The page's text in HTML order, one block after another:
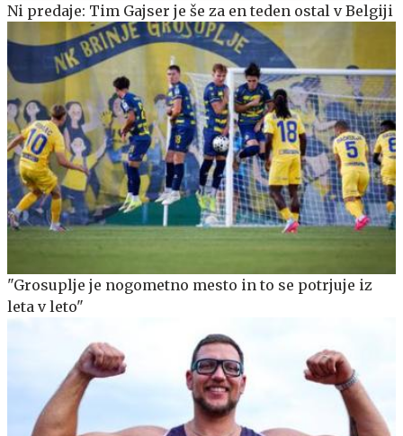
Ni predaje: Tim Gajser je še za en teden ostal v Belgiji
"Grosuplje je nogometno mesto in to se potrjuje iz
leta v leto"